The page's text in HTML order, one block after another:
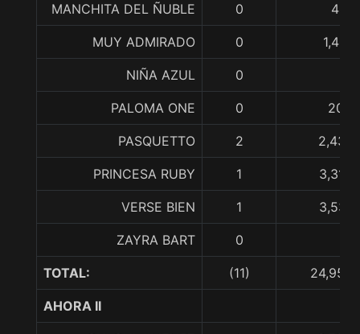
MANCHITA DEL ÑUBLE 0
MUY ADMIRADO 0
NIÑA AZUL 0
PALOMA ONE 0
PASQUETTO 2
PRINCESA RUBY 1
VERSE BIEN 1
ZAYRA BART 0
TOTAL: (11)
AHORA II